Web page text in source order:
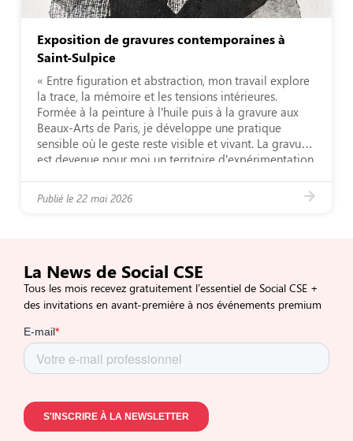
Exposition de gravures contemporaines à
Saint-Sulpice
« Entre figuration et abstraction, mon travail explore
la trace, la mémoire et les tensions intérieures.
Formée à la peinture à l’huile puis à la gravure aux
Beaux-Arts de Paris, je développe une pratique
sensible où le geste reste visible et vivant. La gravure
est devenue pour moi un territoire d’expérimentation,
Publié le 22 mai 2026
La News de Social CSE
Tous les mois recevez gratuitement l’essentiel de Social CSE +
des invitations en avant-première à nos événements premium